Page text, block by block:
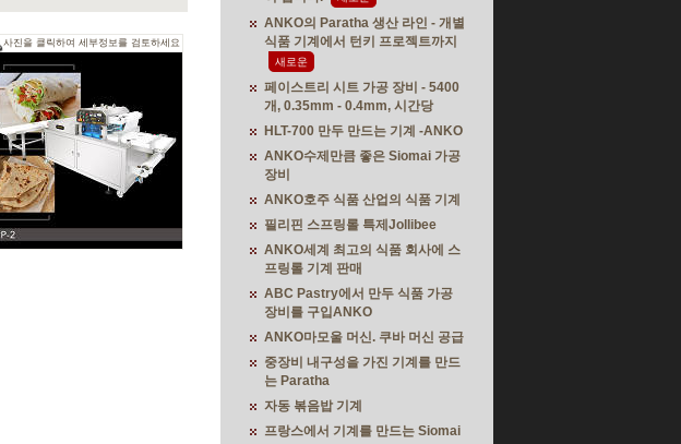
사진을 클릭하여 세부정보를 검토하세요
ANKO의 Paratha 생산 라인 - 개별
식품 기계에서 턴키 프로젝트까지
새로운
페이스트리 시트 가공 장비 - 5400
개, 0.35mm - 0.4mm, 시간당
HLT-700 만두 만드는 기계 -ANKO
ANKO수제만큼 좋은 Siomai 가공
장비
ANKO호주 식품 산업의 식품 기계
필리핀 스프링롤 특제Jollibee
ANKO세계 최고의 식품 회사에 스
프링롤 기계 판매
ABC Pastry에서 만두 식품 가공
장비를 구입ANKO
ANKO마모울 머신. 쿠바 머신 공급
중장비 내구성을 가진 기계를 만드
는 Paratha
자동 볶음밥 기계
프랑스에서 기계를 만드는 Siomai